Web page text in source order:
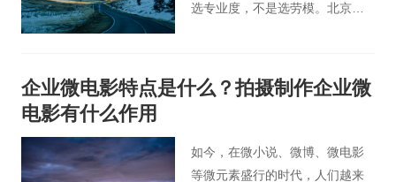
选专业度，不是选劳模。北京桃
下几个方面进行调查。
企业微电影特点是什么？拍摄制作企业微
电影有什么作用
如今，在微小说、微博、微电影
等微元素盛行的时代，人们越来